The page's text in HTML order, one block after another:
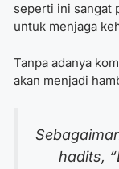
seperti ini sangat
untuk menjaga
Tanpa adanya
akan menjadi
hadits,